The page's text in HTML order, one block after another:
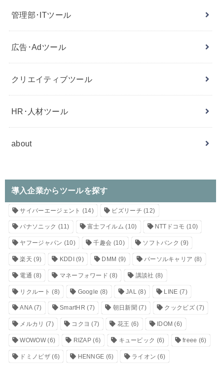
管理部･ITツール
広告･Adツール
クリエイティブツール
HR･人材ツール
about
導入企業からツールを探す
サイバーエージェント (14) ビズリーチ (12)
パナソニック (11) 富士フイルム (10) NTTドコモ (10)
ヤフージャパン (10) 千趣会 (10) ソフトバンク (9)
楽天 (9) KDDI (9) DMM (9) パーソルキャリア (8)
電通 (8) マネーフォワード (8) 講談社 (8)
リクルート (8) Google (8) JAL (8) LINE (7)
ANA(7) SmartHR (7) 朝日新聞 (7) クックビズ(7)
メルカリ (7) コクヨ (7) 花王 (6) IDOM (6)
WOWOW(6) RIZAP (6) キュービック (6) freee (6)
ドミノピザ(6) HENNGE (6) ライオン (6)